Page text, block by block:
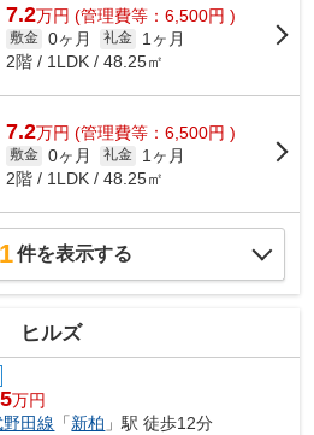
7.2万円 (管理費等：6,500円 )
敷金 0ヶ月 礼金
1ヶ月
2階 / 1LDK / 48.25㎡
7.2万円 (管理費等：6,500円 )
敷金 0ヶ月 礼金
1ヶ月
2階 / 1LDK / 48.25㎡
1件を表示する
ヒルズ
万円
田線 「新柏 」駅 徒歩12分